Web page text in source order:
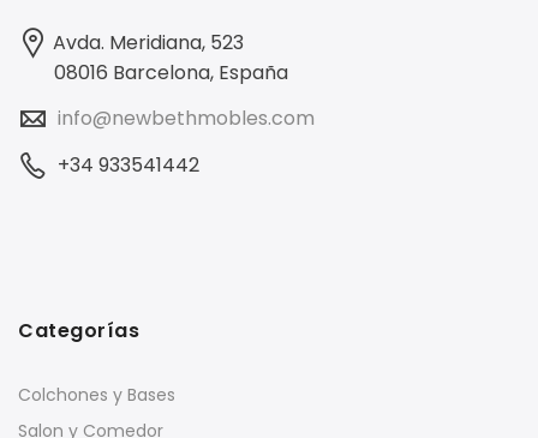
Avda. Meridiana, 523
08016 Barcelona, España
info@newbethmobles.com
+34 933541442
Categorías
Colchones y Bases
Salon y Comedor